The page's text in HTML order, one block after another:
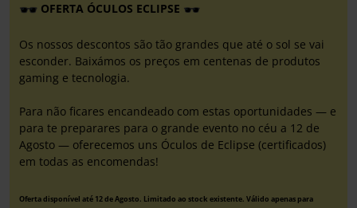
OFERTA ÓCULOS ECLIPSE
Os nossos descontos são tão grandes que até o sol se vai
esconder. Baixámos os preços em centenas de produtos
gaming e tecnologia.
Para não ficares encandeado com estas oportunidades — e
para te preparares para o grande evento no céu a 12 de
Agosto — oferecemos uns Óculos de Eclipse (certificados)
em todas as encomendas!
Oferta disponível até 12 de Agosto. Limitado ao stock existente. Válido apenas para